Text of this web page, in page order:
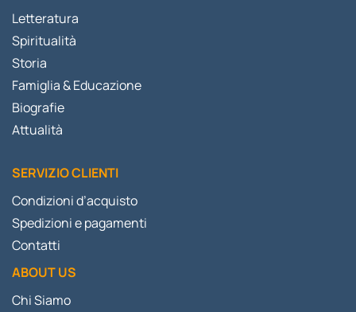
Letteratura
Spiritualità
Storia
Famiglia & Educazione
Biografie
Attualità
SERVIZIO CLIENTI
Condizioni d’acquisto
Spedizioni e pagamenti
Contatti
ABOUT US
Chi Siamo